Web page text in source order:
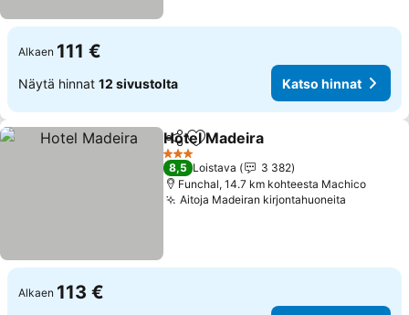
Alkaen 111 €
Näytä hinnat 12 sivustolta Katso hinnat
Jaa Lisää suosikkeihin
Hotel Madeira
3 Tähtiluokitus
8,5 Loistava
3 382
Funchal, 14.7 km kohteesta Machico
Aitoja Madeiran kirjontahuoneita
Alkaen 113 €